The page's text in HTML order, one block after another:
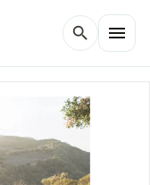
search menu